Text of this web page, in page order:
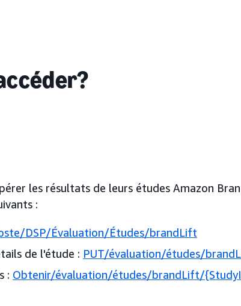
les résultats de leurs études Amazon
:
DSP/Évaluation/Études/brandLift
de l'étude : PUT/évaluation/études/
: Obtenir/évaluation/études/brandLift/